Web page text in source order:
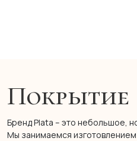
Покрытие
Бренд Plata – это небольшое,
Мы занимаемся изготовлением